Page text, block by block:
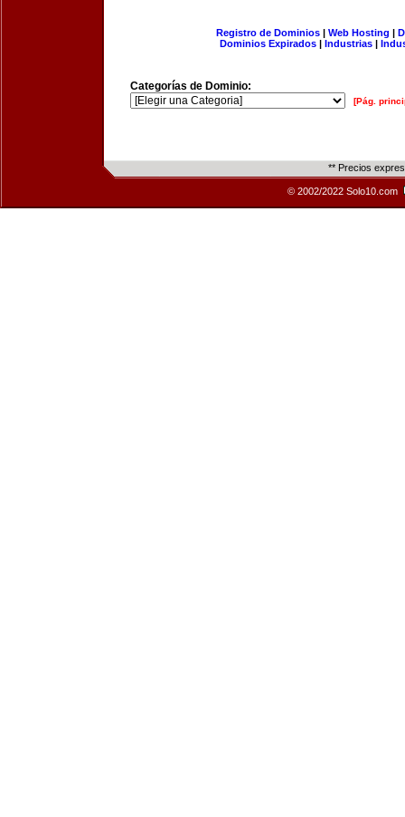
Registro de Dominios| Web Hosting |
Dominios Expirados | Industrias |
Categorías de Dominio:
[Pág.
** Precios
© 2002/2022 Solo10.com